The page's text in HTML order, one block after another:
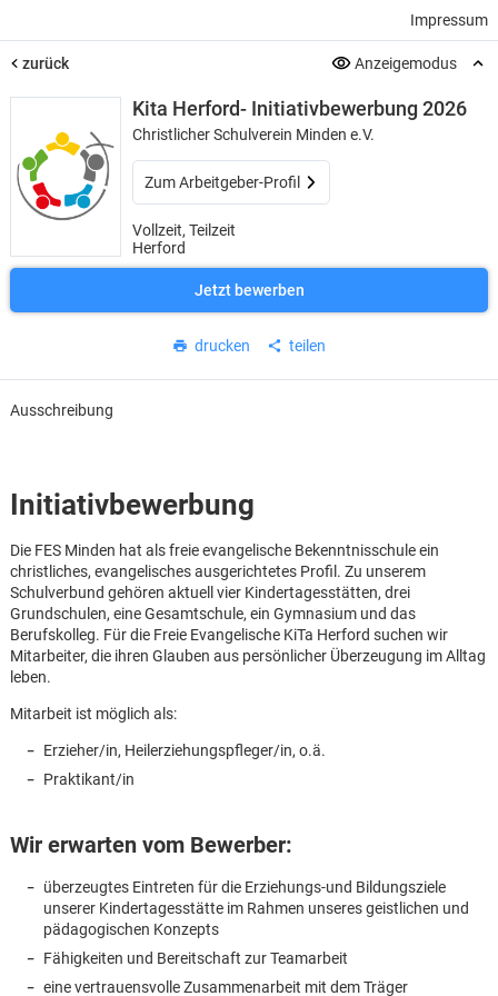
Impressum
zurück Anzeigemodus
Kita Herford- Initiativbewerbung 2026
Christlicher Schulverein Minden e.V.
Zum Arbeitgeber-Profil
Vollzeit, Teilzeit
Herford
Jetzt bewerben
drucken teilen
Ausschreibung
Initiativbewerbung
Die FES Minden hat als freie evangelische Bekenntnisschule ein
christliches, evangelisches ausgerichtetes Profil. Zu unserem
Schulverbund gehören aktuell vier Kindertagesstätten, drei
Grundschulen, eine Gesamtschule, ein Gymnasium und das
Berufskolleg. Für die Freie Evangelische KiTa Herford suchen wir
Mitarbeiter, die ihren Glauben aus persönlicher Überzeugung im Alltag
leben.
Mitarbeit ist möglich als:
Erzieher/in, Heilerziehungspfleger/in, o.ä.
Praktikant/in
Wir erwarten vom Bewerber:
überzeugtes Eintreten für die Erziehungs-und Bildungsziele
unserer Kindertagesstätte im Rahmen unseres geistlichen und
pädagogischen Konzepts
Fähigkeiten und Bereitschaft zur Teamarbeit
eine vertrauensvolle Zusammenarbeit mit dem Träger
Karte anzeigen